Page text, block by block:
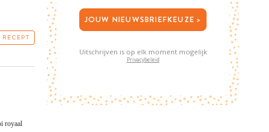
royaal
JOUW NIEUWSBRIEFKEUZE >
Uitschrijven is op elk moment mogelijk
Privacybeleid